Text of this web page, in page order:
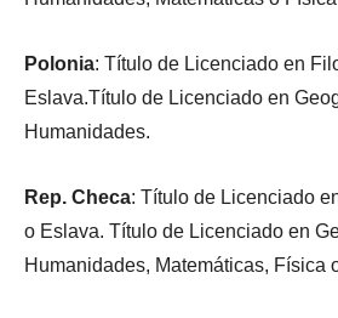
Polonia: Título de Licenciado en
Eslava.Título de Licenciado en
Humanidades.
Rep. Checa: Título de Licenciado
o Eslava. Título de Licenciado en
Humanidades, Matemáticas, Física